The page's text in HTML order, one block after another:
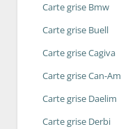
Carte grise Bmw
Carte grise Buell
Carte grise Cagiva
Carte grise Can-Am
Carte grise Daelim
Carte grise Derbi